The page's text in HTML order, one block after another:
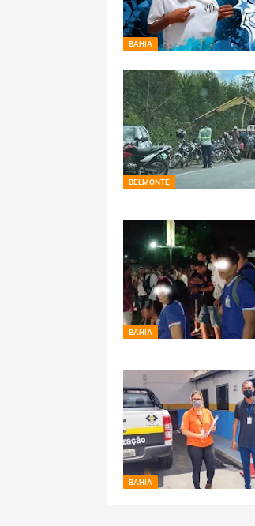
BAHIA
BELMONTE
BAHIA
BAHIA